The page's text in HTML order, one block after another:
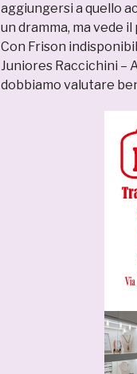
aggiungersi a quello
un dramma, ma vede
Con Frison
Juniores Raccichini –
dobbiamo valutare